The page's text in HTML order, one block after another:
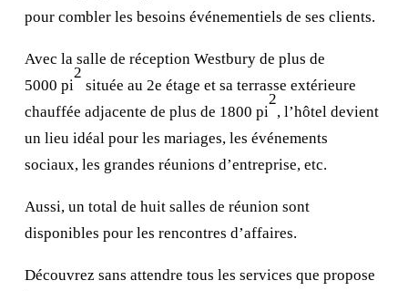
pour combler les besoins événementiels de ses clients.
Avec la salle de réception Westbury de plus de
5000 pi
2
située au 2e étage et sa terrasse extérieure
chauffée adjacente de plus de 1800 pi
2
, l’hôtel devient
un lieu idéal pour les mariages, les événements
sociaux, les grandes réunions d’entreprise, etc.
Aussi, un total de huit salles de réunion sont
disponibles pour les rencontres d’affaires.
Découvrez sans attendre tous les services que propose